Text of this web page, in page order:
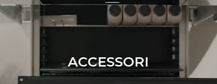
ACCESSORI